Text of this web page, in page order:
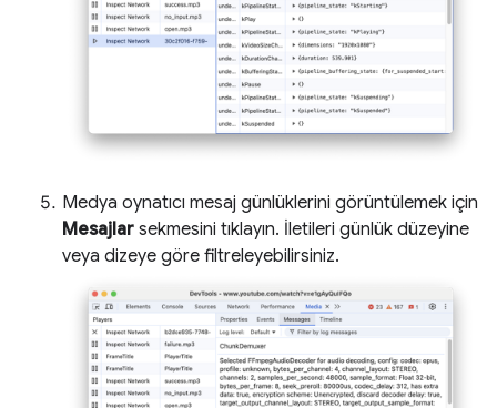
Medya oynatıcı mesaj günlüklerini görüntülemek için
Mesajlar sekmesini tıklayın. İletileri günlük düzeyine
veya dizeye göre filtreleyebilirsiniz.